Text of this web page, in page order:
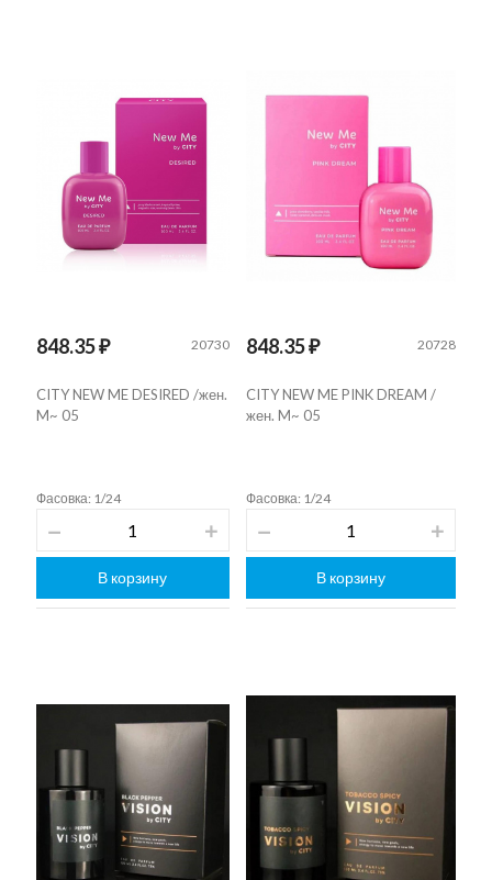
848.35 ₽ 20730
CITY NEW ME DESIRED /жен.
M~ 05
Фасовка: 1/24
В корзину
848.35 ₽ 20728
CITY NEW ME PINK DREAM /
жен. M~ 05
Фасовка: 1/24
В корзину